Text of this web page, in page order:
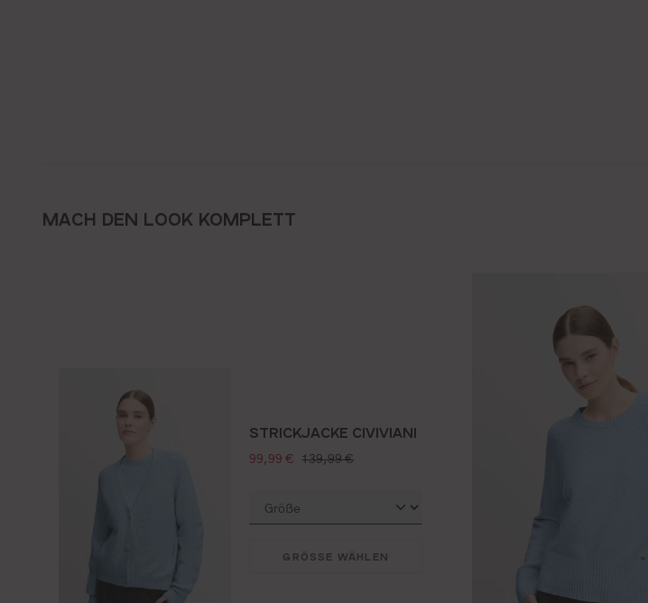
MACH DEN LOOK KOMPLETT
STRICKJACKE CIVIVIANI
verkaufspreis:
99,99 € regulärer preis:
139,99 €
GRÖSSE WÄHLEN